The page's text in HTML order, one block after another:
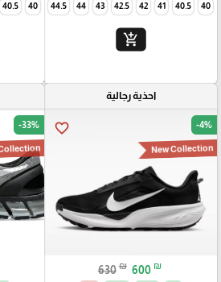
40
40.5
41
42
42.5
43
44
44.5
45
add_shopping_cart
40
40.5
احذية رجالية
favorite_border -4%
New Collection
630 ₪ 600 ₪
-33%